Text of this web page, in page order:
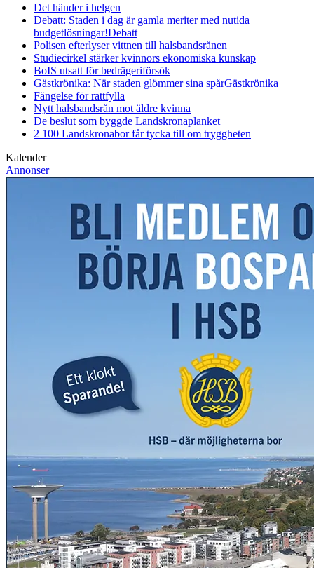
Det händer i helgen
Debatt: Staden i dag är gamla meriter med nutida
budgetlösningar!Debatt
Polisen efterlyser vittnen till halsbandsrånen
Studiecirkel stärker kvinnors ekonomiska kunskap
BoIS utsatt för bedrägeriförsök
Gästkrönika: När staden glömmer sina spårGästkrönika
Fängelse för rattfylla
Nytt halsbandsrån mot äldre kvinna
De beslut som byggde Landskronaplanket
2 100 Landskronabor får tycka till om tryggheten
Kalender
Annonser